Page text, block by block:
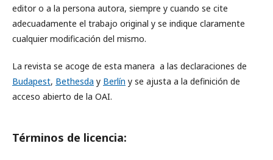
editor o a la persona autora, siempre y cuando se cite
adecuadamente el trabajo original y se indique claramente
cualquier modificación del mismo.
La revista se acoge de esta manera a las declaraciones de
Budapest, Bethesda y Berlín y se ajusta a la definición de
acceso abierto de la OAI.
Términos de licencia: